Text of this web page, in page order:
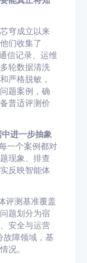
穹成立以来
们收集了
信记录、运维
轮数据清洗
严格脱敏，
题案例，确
普适评测价
进一步抽象
一个案例都对
现象、排查
反映智能体
评测基准覆盖
题划分为宿
安全与运营
故障领域，基
况。